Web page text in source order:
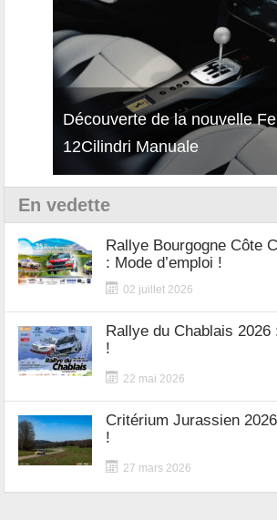
Découverte de la nouvelle
12Cilindri Manuale
En vedette
Rallye Bourgogne Côte
: Mode d’emploi !
02 juillet 2026
Rallye du Chablais 2026
!
22 mai 2026
Critérium Jurassien
!
27 mars 2026